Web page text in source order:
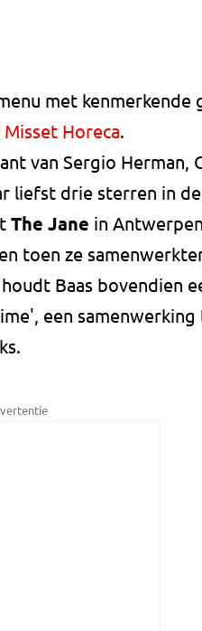
met kenmerkende
Horeca.
van Sergio Herman,
liefst drie sterren in
The Jane in
toen ze
Baas bovendien
een samenwerking